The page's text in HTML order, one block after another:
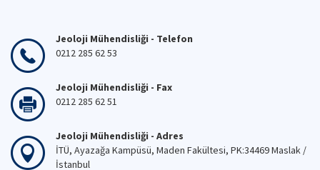
Jeoloji Mühendisliği - Telefon
0212 285 62 53
Jeoloji Mühendisliği - Fax
0212 285 62 51
Jeoloji Mühendisliği - Adres
İTÜ, Ayazağa Kampüsü, Maden Fakültesi, PK:34469 Maslak /
İstanbul